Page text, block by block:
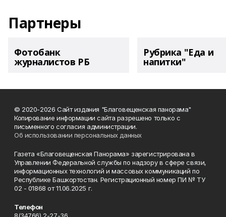
Партнеры
Фотобанк
журналистов РБ
Рубрика "Еда и
напитки"
© 2020-2026 Сайт издания "Благовещенская панорама"
Копирование информации сайта разрешено только с
письменного согласия администрации.
Об использовании персональных данных
Газета «Благовещенская Панорама» зарегистрирована в
Управлении Федеральной службы по надзору в сфере связи,
информационных технологий и массовых коммуникаций по
Республике Башкортостан. Регистрационный номер ПИ № ТУ
02 - 01868 от 11.06.2025 г.
Телефон